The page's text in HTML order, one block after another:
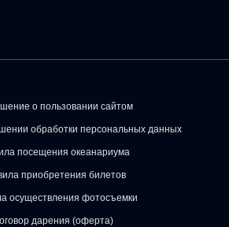
о пользовании сайтом
обработки персональных данных
посещения океанариума
приобретения билетов
осуществления фотосъемки
дарения (оферта)